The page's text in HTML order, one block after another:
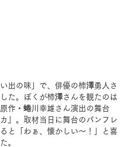
出の味」で、俳優の柿澤勇人さ
た。ぼくが柿澤さんを観たのは
作・蜷川幸雄さん演出の舞台
カ』。取材当日に舞台のパンフレ
と「わぁ、懐かしい～！」と喜
。